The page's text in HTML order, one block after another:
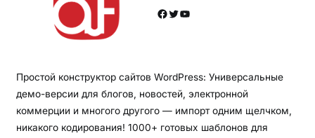
Facebook Twitter YouTube
Простой конструктор сайтов WordPress: Универсальные
демо-версии для блогов, новостей, электронной
коммерции и многого другого — импорт одним щелчком,
никакого кодирования! 1000+ готовых шаблонов для